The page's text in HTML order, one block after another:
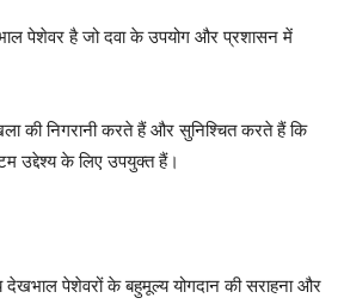
पेशेवर है जो दवा के उपयोग और प्रशासन में
की निगरानी करते हैं और सुनिश्चित करते हैं कि
उद्देश्य के लिए उपयुक्त हैं।
देखभाल पेशेवरों के बहुमूल्य योगदान की सराहना और